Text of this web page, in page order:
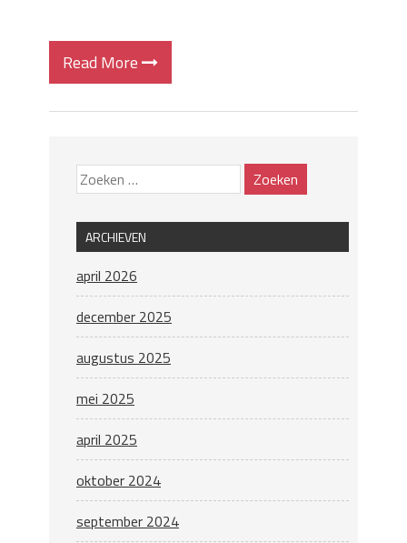
Read More
ARCHIEVEN
april 2026
december 2025
augustus 2025
mei 2025
april 2025
oktober 2024
september 2024